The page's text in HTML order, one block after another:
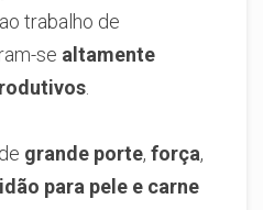
trabalho de
se altamente
.
grande porte, força,
para pele e carne